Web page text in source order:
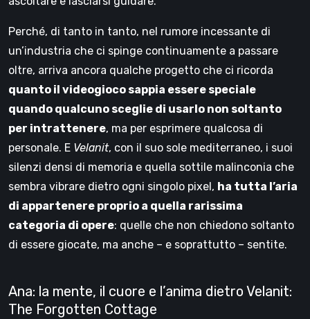
Perché, di tanto in tanto, nel rumore incessante di
un’industria che ci spinge continuamente a passare
oltre, arriva ancora qualche progetto che ci ricorda
quanto il videogioco sappia essere speciale
quando qualcuno sceglie di usarlo non soltanto
per intrattenere, ma per esprimere qualcosa di
personale. E Velanit, con il suo sole mediterraneo, i suoi
silenzi densi di memoria e quella sottile malinconia che
sembra vibrare dietro ogni singolo pixel, ha tutta l’aria
di appartenere proprio a quella rarissima
categoria di opere: quelle che non chiedono soltanto
di essere giocate, ma anche – e soprattutto – sentite.
Ana: la mente, il cuore e l’anima dietro Velanit:
The Forgotten Cottage